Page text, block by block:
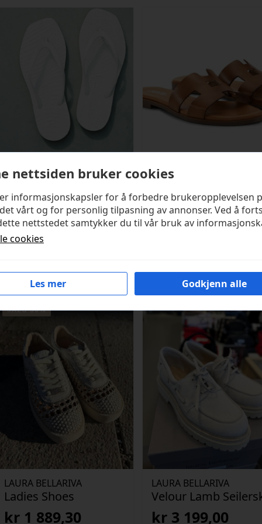
SLEEPERS
Tapered White
kr499,00
SHOE BIZ COPENHAGEN
Seattle Sandal
kr1 399,00
SALG 30%
LAURA BELLARIVA
Ladies Shoes
kr 1 889,30
LAURA BELLARIVA
Velour Lamb
kr 3 199,00
nettsiden bruker cookies
informasjonskapsler for å forbedre brukeropplevelsen
vårt og for personlig tilpasning av annonser. Ved å
nettstedet samtykker du til vår bruk av
cookies
Les mer Godkjenn alle